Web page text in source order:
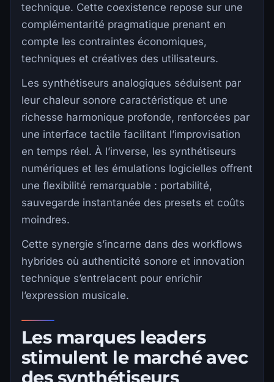
technique. Cette coexistence repose sur une
complémentarité pragmatique prenant en
compte les contraintes économiques,
techniques et créatives des utilisateurs.
Les synthétiseurs analogiques séduisent par
leur chaleur sonore caractéristique et une
richesse harmonique profonde, renforcées par
une interface tactile facilitant l’improvisation
en temps réel. À l’inverse, les synthétiseurs
numériques et les émulations logicielles offrent
une flexibilité remarquable : portabilité,
sauvegarde instantanée des presets et coûts
moindres.
Cette synergie s’incarne dans des workflows
hybrides où authenticité sonore et innovation
technique s’entrelacent pour enrichir
l’expression musicale.
Les marques leaders
stimulent le marché avec
des synthétiseurs